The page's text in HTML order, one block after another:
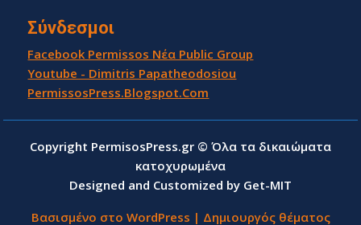
Σύνδεσμοι
Facebook Permissos Νέα Public Group
Youtube - Dimitris Papatheodosiou
PermissosPress.Blogspot.Com
Copyright PermisosPress.gr © Όλα τα δικαιώματα
κατοχυρωμένα
Designed and Customized by Get-MIT
Βασισμένο στο WordPress | Δημιουργός θέματος